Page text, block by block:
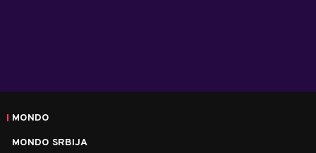
MONDO
MONDO SRBIJA